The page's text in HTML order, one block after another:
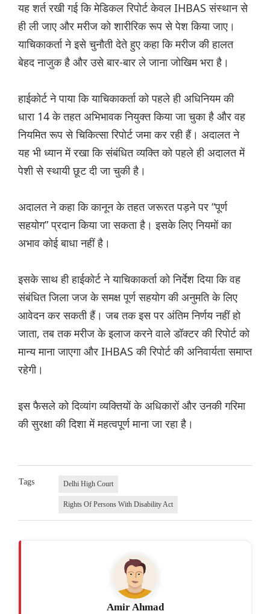
यह शर्त रखी गई कि मेडिकल रिपोर्ट केवल IHBAS संस्थान से
ही ली जाए और मरीज को शारीरिक रूप से पेश किया जाए।
याचिकाकर्ता ने इसे चुनौती देते हुए कहा कि मरीज की हालत
बेहद नाजुक है और उसे बार-बार ले जाना जोखिम भरा है।
हाईकोर्ट ने पाया कि याचिकाकर्ता को पहले ही अधिनियम की
धारा 14 के तहत अभिभावक नियुक्त किया जा चुका है और वह
नियमित रूप से चिकित्सा रिपोर्ट जमा कर रही हैं। अदालत ने
यह भी ध्यान में रखा कि संबंधित व्यक्ति को पहले ही अदालत में
पेशी से स्थायी छूट दी जा चुकी है।
अदालत ने कहा कि कानून के तहत जरूरत पड़ने पर “पूर्ण
सहयोग” प्रदान किया जा सकता है। इसके लिए नियमों का
अभाव कोई बाधा नहीं है।
इसके साथ ही हाईकोर्ट ने याचिकाकर्ता को निर्देश दिया कि वह
संबंधित जिला जज के समक्ष पूर्ण सहयोग की अनुमति के लिए
आवेदन कर सकती हैं। जब तक इस पर अंतिम निर्णय नहीं हो
जाता, तब तक मरीज के इलाज करने वाले डॉक्टर की रिपोर्ट को
मान्य माना जाएगा और IHBAS की रिपोर्ट की अनिवार्यता समाप्त
रहेगी।
इस फैसले को दिव्यांग व्यक्तियों के अधिकारों और उनकी गरिमा
की सुरक्षा की दिशा में महत्वपूर्ण माना जा रहा है।
Tags Delhi High Court
Rights Of Persons With Disability Act
Amir Ahmad